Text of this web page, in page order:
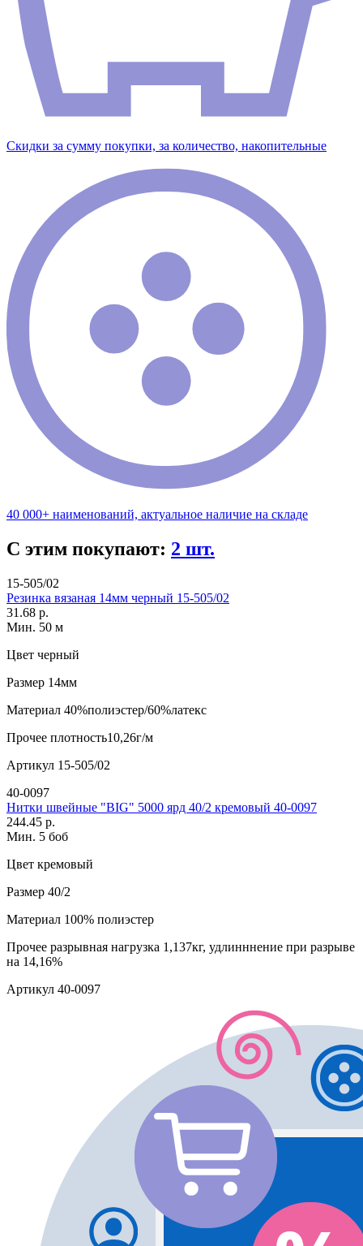
Скидки за сумму покупки, за количество, накопительные
40 000+ наименований, актуальное наличие на складе
С этим покупают: 2 шт.
15-505/02
Резинка вязаная 14мм черный 15-505/02
31.68 р.
Мин. 50 м
Цвет черный
Размер 14мм
Материал 40%полиэстер/60%латекс
Прочее плотность10,26г/м
Артикул 15-505/02
40-0097
Нитки швейные "BIG" 5000 ярд 40/2 кремовый 40-0097
244.45 р.
Мин. 5 боб
Цвет кремовый
Размер 40/2
Материал 100% полиэстер
Прочее разрывная нагрузка 1,137кг, удлинннение при разрыве
на 14,16%
Артикул 40-0097